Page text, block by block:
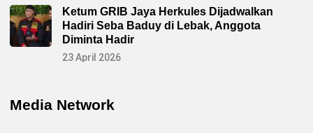
Ketum GRIB Jaya Herkules Dijadwalkan
Hadiri Seba Baduy di Lebak, Anggota
Diminta Hadir
23 April 2026
Media Network